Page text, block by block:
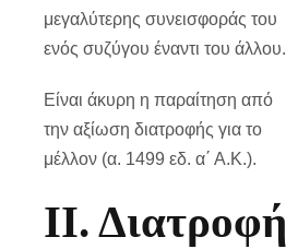
μεγαλύτερης συνεισφοράς του
ενός συζύγου έναντι του άλλου.
Είναι άκυρη η παραίτηση από
την αξίωση διατροφής για το
μέλλον (α. 1499 εδ. α΄ Α.Κ.).
ΙΙ. Διατροφή